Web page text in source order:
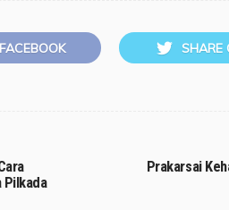
SHARE
Pilkada
Prakarsai